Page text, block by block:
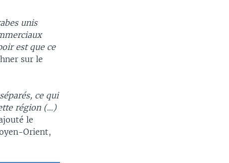
unis
est que ce
sur le
ce qui
région (...)
le
Orient,